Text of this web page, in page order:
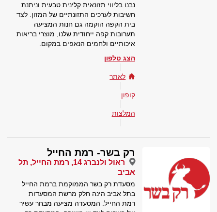
נבנו בליווי תזונאית קלינית טבעית וניתנת
חשיבות לערכים התזונתיים של המזון. לצד
בית הקפה הוקמה גם חנות המציעה
תערובות קפה ייחודית שלנו, מוצרי בריאות
איכותיים ולחמים הנאפים במקום.
הצג טלפון
לאתר
קופון
המלצות
רק בשר- רמת החייל
ראול ולנברג 14, רמת החייל, תל
אביב
מסעדת רק בשר הממוקמת ברמת החייל
בתל אביב הינה חלק מרשת המסעדות
רמת החייל. המסעדה מציעה מבחר עשיר